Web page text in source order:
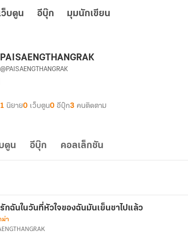
ว็บตูน อีบุ๊ก มุมนักเขียน
PAISAENGTHANGRAK
@PAISAENGTHANGRAK
1 นิยาย0 เว็บตูน0 อีบุ๊ก3 คนติดตาม
ตูน อีบุ๊ก คอลเล็กชัน
กฉันในวันที่หัวใจของฉันมันเย็นชาไปแล้ว
ม่า